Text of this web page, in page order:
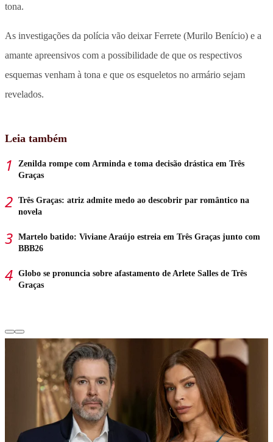
tona.
As investigações da polícia vão deixar Ferrete (Murilo Benício) e a
amante apreensivos com a possibilidade de que os respectivos
esquemas venham à tona e que os esqueletos no armário sejam
revelados.
Leia também
Zenilda rompe com Arminda e toma decisão drástica em Três
Graças
Três Graças: atriz admite medo ao descobrir par romântico na
novela
Martelo batido: Viviane Araújo estreia em Três Graças junto com
BBB26
Globo se pronuncia sobre afastamento de Arlete Salles de Três
Graças